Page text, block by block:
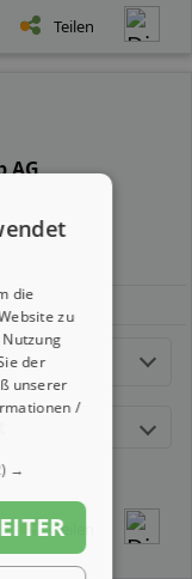
Teilen
AG
Teilen
die
zu
der
unserer
/
→